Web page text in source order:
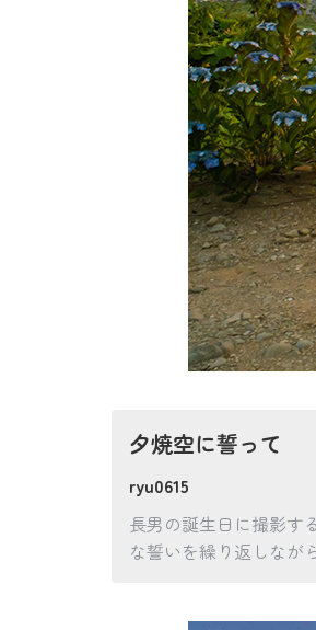
夕焼空に誓って
ryu0615
長男の誕生日に撮影す
な誓いを繰り返しなが